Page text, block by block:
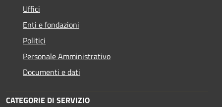
Uffici
Enti e fondazioni
Politici
Personale Amministrativo
Documenti e dati
CATEGORIE DI SERVIZIO